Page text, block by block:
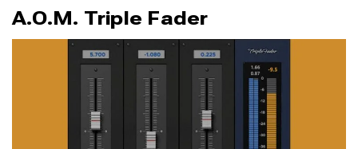
A.O.M. Triple Fader